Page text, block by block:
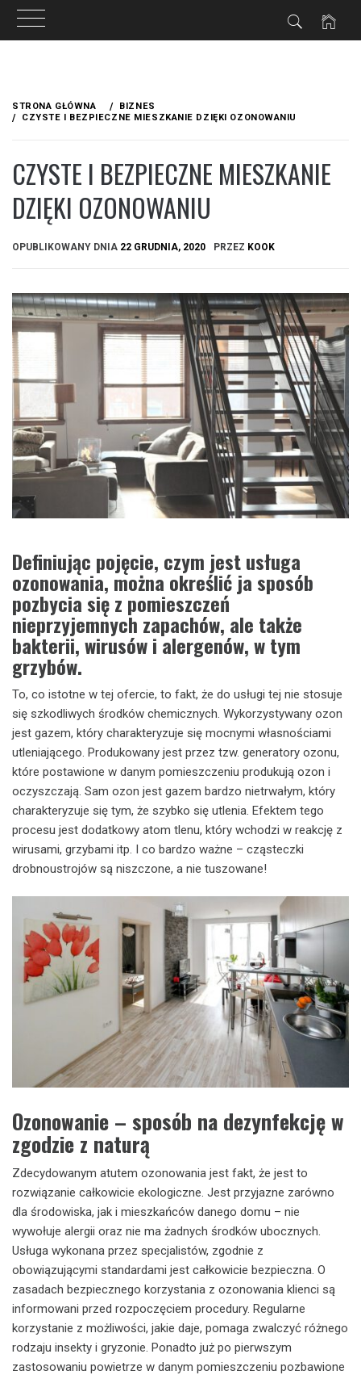
treści
STRONA GŁÓWNA
BIZNES
CZYSTE I BEZPIECZNE MIESZKANIE DZIĘKI OZONOWANIU
CZYSTE I BEZPIECZNE MIESZKANIE
DZIĘKI OZONOWANIU
OPUBLIKOWANY DNIA 22 GRUDNIA, 2020 PRZEZ KOOK
Definiując pojęcie, czym jest usługa
ozonowania, można określić ja sposób
pozbycia się z pomieszczeń
nieprzyjemnych zapachów, ale także
bakterii, wirusów i alergenów, w tym
grzybów.
To, co istotne w tej ofercie, to fakt, że do usługi tej nie stosuje
się szkodliwych środków chemicznych. Wykorzystywany ozon
jest gazem, który charakteryzuje się mocnymi własnościami
utleniającego. Produkowany jest przez tzw. generatory ozonu,
które postawione w danym pomieszczeniu produkują ozon i
oczyszczają. Sam ozon jest gazem bardzo nietrwałym, który
charakteryzuje się tym, że szybko się utlenia. Efektem tego
procesu jest dodatkowy atom tlenu, który wchodzi w reakcję z
wirusami, grzybami itp. I co bardzo ważne – cząsteczki
drobnoustrojów są niszczone, a nie tuszowane!
Ozonowanie – sposób na dezynfekcję w
zgodzie z naturą
Zdecydowanym atutem ozonowania jest fakt, że jest to
rozwiązanie całkowicie ekologiczne. Jest przyjazne zarówno
dla środowiska, jak i mieszkańców danego domu – nie
wywołuje alergii oraz nie ma żadnych środków ubocznych.
Usługa wykonana przez specjalistów, zgodnie z
obowiązującymi standardami jest całkowicie bezpieczna. O
zasadach bezpiecznego korzystania z ozonowania klienci są
informowani przed rozpoczęciem procedury. Regularne
korzystanie z możliwości, jakie daje, pomaga zwalczyć różnego
rodzaju insekty i gryzonie. Ponadto już po pierwszym
zastosowaniu powietrze w danym pomieszczeniu pozbawione